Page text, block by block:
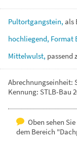
Pultortgangstein, als
hochliegend, Format
Mittelwulst, passend
Abrechnungseinheit:
Kennung: STLB-Bau
Oben sehen
dem Bereich